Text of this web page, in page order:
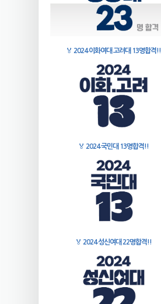
🏅 2024 이화여대 고려대 13명합격!!
🏅 2024 국민대 13명합격!!
🏅 2024 성신여대 22명합격!!